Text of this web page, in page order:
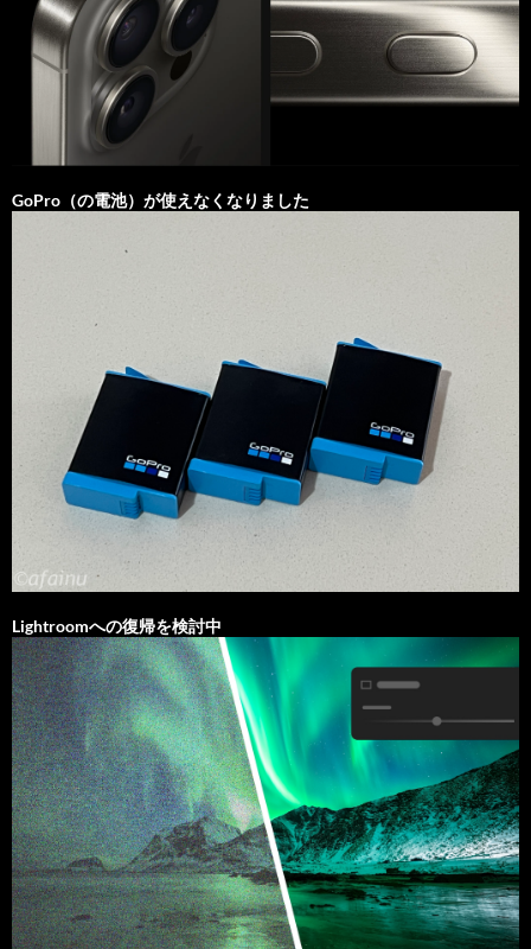
GoPro（の電池）が使えなくなりました
Lightroomへの復帰を検討中